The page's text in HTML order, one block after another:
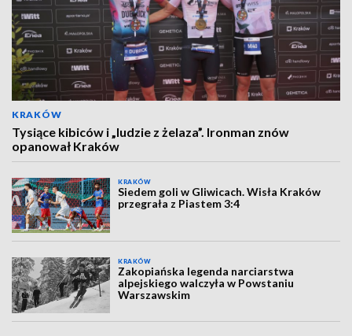
KRAKÓW
Tysiące kibiców i „ludzie z żelaza”. Ironman znów
opanował Kraków
KRAKÓW
Siedem goli w Gliwicach. Wisła Kraków
przegrała z Piastem 3:4
KRAKÓW
Zakopiańska legenda narciarstwa
alpejskiego walczyła w Powstaniu
Warszawskim